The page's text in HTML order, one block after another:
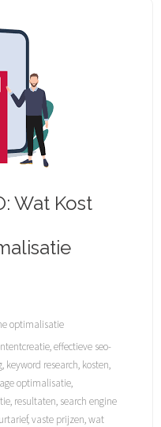
Wat Kost
optimalisatie
,effectieve seo-
, keyword research, kosten,
optimalisatie,
, resultaten, search engine
,vaste prijzen,wat